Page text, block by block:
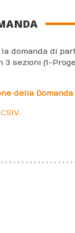
domanda di
sezioni (1-
della
.